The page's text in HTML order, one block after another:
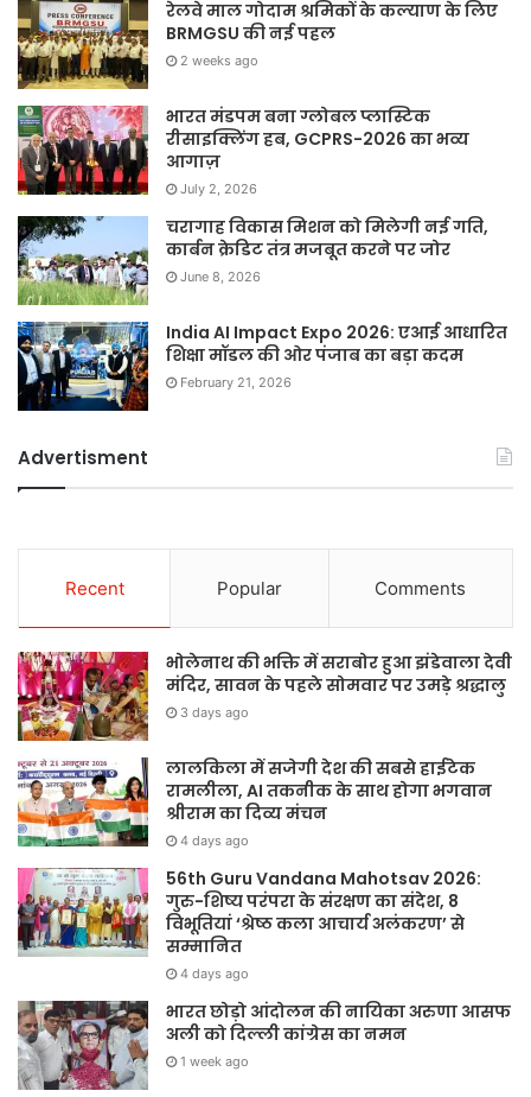
रेलवे माल गोदाम श्रमिकों के कल्याण के लिए
BRMGSU की नई पहल
2 weeks ago
भारत मंडपम बना ग्लोबल प्लास्टिक
रीसाइक्लिंग हब, GCPRS-2026 का भव्य
आगाज़
July 2, 2026
चरागाह विकास मिशन को मिलेगी नई गति,
कार्बन क्रेडिट तंत्र मजबूत करने पर जोर
June 8, 2026
India AI Impact Expo 2026: एआई आधारित
शिक्षा मॉडल की ओर पंजाब का बड़ा कदम
February 21, 2026
Advertisment
Recent Popular Comments
भोलेनाथ की भक्ति में सराबोर हुआ झंडेवाला देवी
मंदिर, सावन के पहले सोमवार पर उमड़े श्रद्धालु
3 days ago
लालकिला में सजेगी देश की सबसे हाईटेक
रामलीला, AI तकनीक के साथ होगा भगवान
श्रीराम का दिव्य मंचन
4 days ago
56th Guru Vandana Mahotsav 2026:
गुरु-शिष्य परंपरा के संरक्षण का संदेश, 8
विभूतियां ‘श्रेष्ठ कला आचार्य अलंकरण’ से
सम्मानित
4 days ago
भारत छोड़ो आंदोलन की नायिका अरुणा आसफ
अली को दिल्ली कांग्रेस का नमन
1 week ago